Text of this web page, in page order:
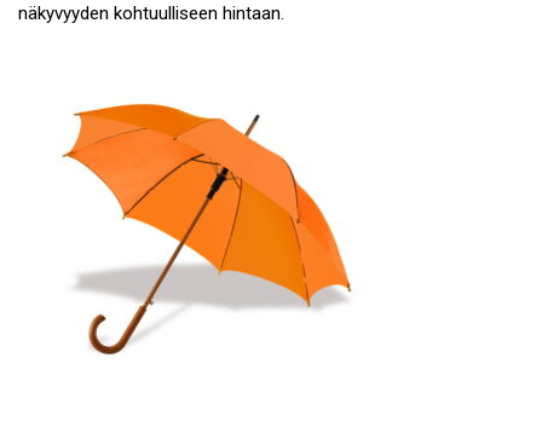
näkyvyyden kohtuulliseen hintaan.